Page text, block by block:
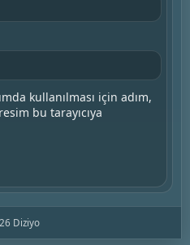
kullanılması için adım,
bu tarayıcıya
Diziyo